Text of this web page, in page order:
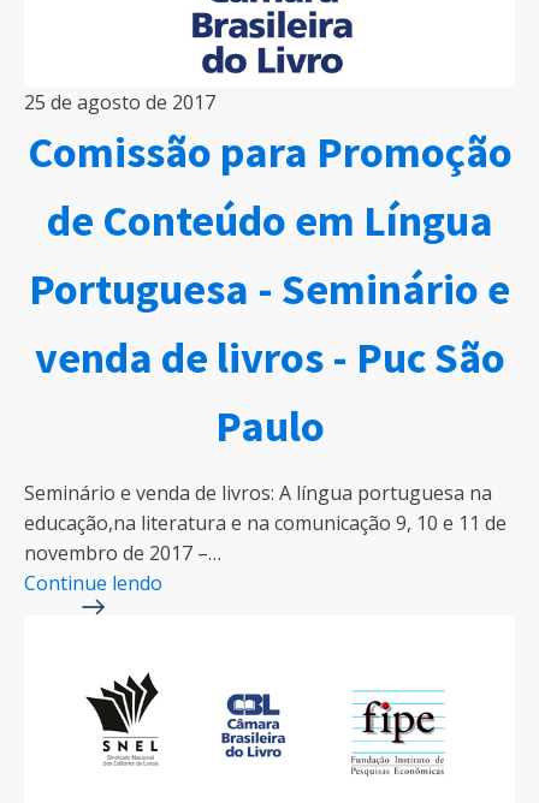
25 de agosto de 2017
Comissão para Promoção
de Conteúdo em Língua
Portuguesa - Seminário e
venda de livros - Puc São
Paulo
Seminário e venda de livros: A língua portuguesa na
educação,na literatura e na comunicação 9, 10 e 11 de
novembro de 2017 –…
Continue lendo